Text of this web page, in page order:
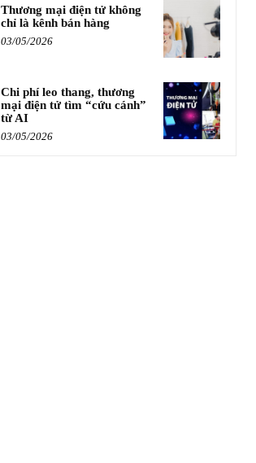
Thương mại điện tử không
chỉ là kênh bán hàng
03/05/2026
Chi phí leo thang, thương
mại điện tử tìm “cứu cánh”
từ AI
03/05/2026